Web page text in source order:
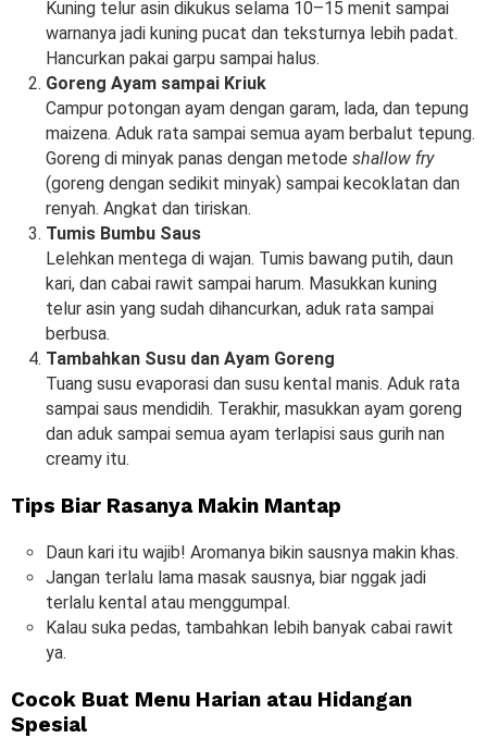
Kuning telur asin dikukus selama 10–15 menit sampai
warnanya jadi kuning pucat dan teksturnya lebih padat.
Hancurkan pakai garpu sampai halus.
Goreng Ayam sampai Kriuk
Campur potongan ayam dengan garam, lada, dan tepung
maizena. Aduk rata sampai semua ayam berbalut tepung.
Goreng di minyak panas dengan metode shallow fry
(goreng dengan sedikit minyak) sampai kecoklatan dan
renyah. Angkat dan tiriskan.
Tumis Bumbu Saus
Lelehkan mentega di wajan. Tumis bawang putih, daun
kari, dan cabai rawit sampai harum. Masukkan kuning
telur asin yang sudah dihancurkan, aduk rata sampai
berbusa.
Tambahkan Susu dan Ayam Goreng
Tuang susu evaporasi dan susu kental manis. Aduk rata
sampai saus mendidih. Terakhir, masukkan ayam goreng
dan aduk sampai semua ayam terlapisi saus gurih nan
creamy itu.
Tips Biar Rasanya Makin Mantap
Daun kari itu wajib! Aromanya bikin sausnya makin khas.
Jangan terlalu lama masak sausnya, biar nggak jadi
terlalu kental atau menggumpal.
Kalau suka pedas, tambahkan lebih banyak cabai rawit
ya.
Cocok Buat Menu Harian atau Hidangan
Spesial